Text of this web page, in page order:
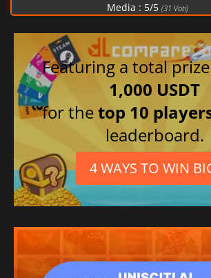
Media : 5/5 (31 Voti)
Featuring a total
1,000 USDT
for thetop 10
leaderboard.
4 WAYS TO WIN